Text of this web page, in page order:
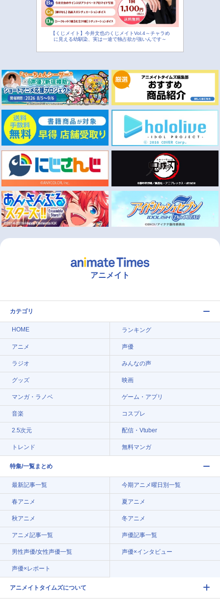
【くじメイト】今井文也のくじメイトVol.4～チャラめ
に見える幼馴染、実は一途で独占欲が強いんです～
アニメイト
カテゴリ
HOME ランキング
アニメ 声優
ラジオ みんなの声
グッズ 映画
マンガ・ラノベ ゲーム・アプリ
音楽 コスプレ
2.5次元 配信・Vtuber
トレンド 無料マンガ
特集/一覧まとめ
最新記事一覧 今期アニメ曜日別一覧
春アニメ 夏アニメ
秋アニメ 冬アニメ
アニメ記事一覧 声優記事一覧
男性声優/女性声優一覧 声優×インタビュー
声優×レポート
アニメイトタイムズについて